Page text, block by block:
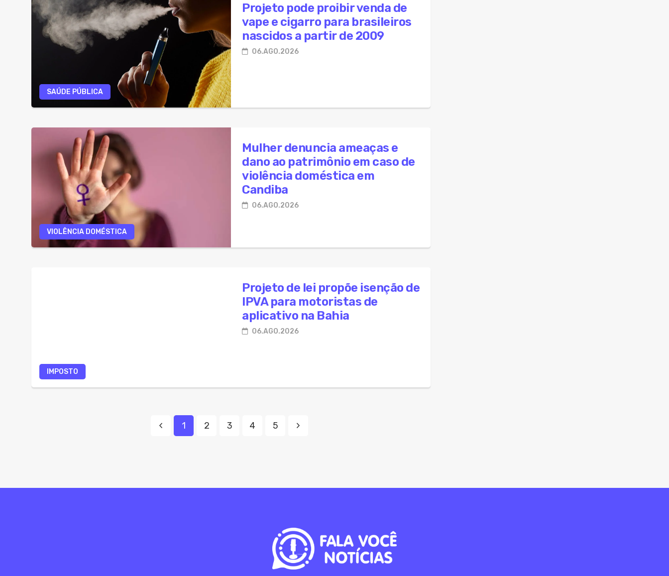
SAÚDE PÚBLICA
Projeto pode proibir venda de
vape e cigarro para brasileiros
nascidos a partir de 2009
06.AGO.2026
VIOLÊNCIA DOMÉSTICA
Mulher denuncia ameaças e
dano ao patrimônio em caso de
violência doméstica em
Candiba
06.AGO.2026
IMPOSTO
Projeto de lei propõe isenção de
IPVA para motoristas de
aplicativo na Bahia
06.AGO.2026
1 2 3 4 5